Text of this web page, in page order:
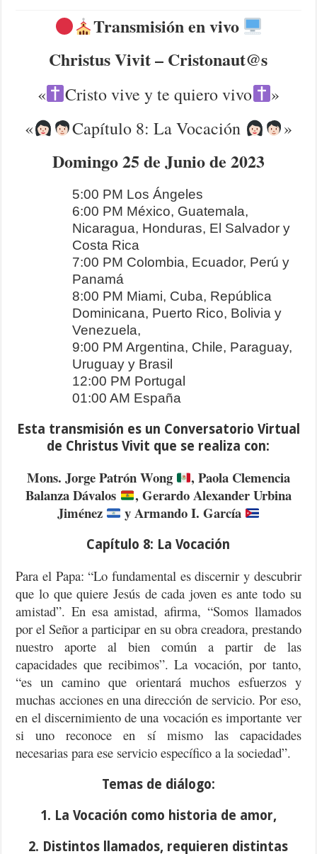
Transmisión en vivo
Christus Vivit – Cristonaut@s
« Cristo vive y te quiero vivo
»
«
Capítulo 8: La Vocación »
Domingo 25 de Junio de 2023
5:00 PM Los Ángeles
6:00 PM México, Guatemala,
Nicaragua, Honduras, El Salvador y
Costa Rica
7:00 PM Colombia, Ecuador, Perú y
Panamá
8:00 PM Miami, Cuba, República
Dominicana, Puerto Rico, Bolivia y
Venezuela,
9:00 PM Argentina, Chile, Paraguay,
Uruguay y Brasil
12:00 PM Portugal
01:00 AM España
Esta transmisión es un Conversatorio Virtual
de Christus Vivit que se realiza con:
Mons. Jorge Patrón Wong
, Paola Clemencia
Balanza Dávalos
, Gerardo Alexander Urbina
Jiménez
y Armando I. García
Capítulo 8: La Vocación
Para el Papa: “Lo fundamental es discernir y descubrir
que lo que quiere Jesús de cada joven es ante todo su
amistad”. En esa amistad, afirma, “Somos llamados
por el Señor a participar en su obra creadora, prestando
nuestro aporte al bien común a partir de las
capacidades que recibimos”. La vocación, por tanto,
“es un camino que orientará muchos esfuerzos y
muchas acciones en una dirección de servicio. Por eso,
en el discernimiento de una vocación es importante ver
si uno reconoce en sí mismo las capacidades
necesarias para ese servicio específico a la sociedad”.
Temasde diálogo:
1. La Vocación como historia de amor,
2. Distintos llamados, requieren distintas